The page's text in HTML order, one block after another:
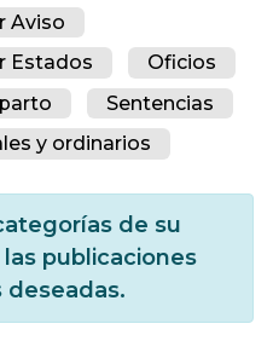
Aviso
Estados
Oficios
Sentencias
y ordinarios
de su
publicaciones
deseadas.